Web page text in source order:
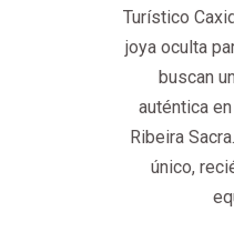
Turístico
joya oculta
buscan
auténtica
Ribeira
único,